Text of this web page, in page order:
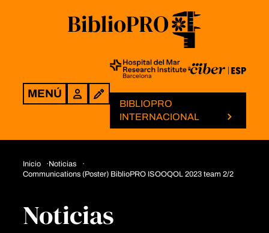
MENÚ Login
BIBLIOPRO
INTERNACIONAL
Inicio
Noticias
Communications (Poster) BiblioPRO ISOOQOL 2023 team 2/2
Noticias